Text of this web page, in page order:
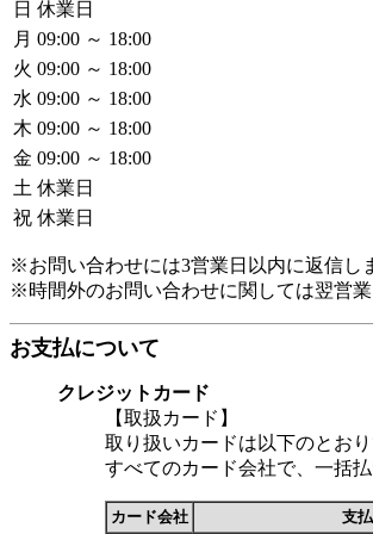
日 休業日
月 09:00 ～ 18:00
火 09:00 ～ 18:00
水 09:00 ～ 18:00
木 09:00 ～ 18:00
金 09:00 ～ 18:00
土 休業日
祝 休業日
※お問い合わせには3営業日以内に返信し
※時間外のお問い合わせに関しては翌営業
お支払について
クレジットカード
【取扱カード】
取り扱いカードは以下のとおり
すべてのカード会社で、一括
カード会社
支